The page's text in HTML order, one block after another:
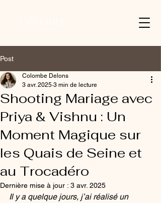
Post
Shooting Mariage avec
Priya & Vishnu : Un
Moment Magique sur
les Quais de Seine et
au Trocadéro
Colombe Delons
3 avr. 2025 3 min de lecture
Dernière mise à jour : 3 avr. 2025
Il y a quelque jours, j’ai réalisé un